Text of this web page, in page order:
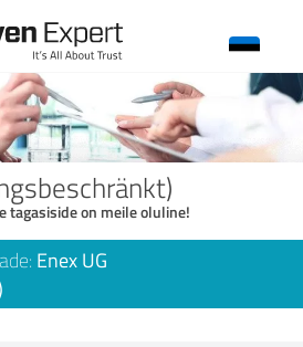
tagasiside on meile oluline!
Enex UG